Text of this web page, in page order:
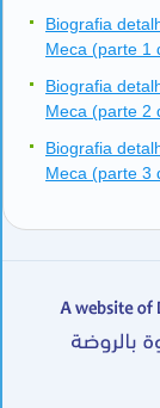
Biografia
Meca (parte 1
Biografia
Meca (parte 2
Biografia
Meca (parte 3